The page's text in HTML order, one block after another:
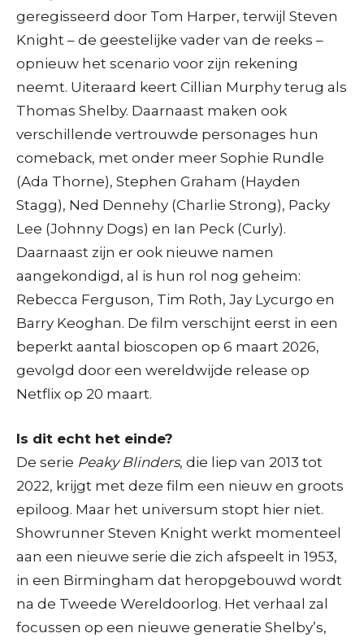
geregisseerd door Tom Harper, terwijl Steven
Knight – de geestelijke vader van de reeks –
opnieuw het scenario voor zijn rekening
neemt. Uiteraard keert Cillian Murphy terug als
Thomas Shelby. Daarnaast maken ook
verschillende vertrouwde personages hun
comeback, met onder meer Sophie Rundle
(Ada Thorne), Stephen Graham (Hayden
Stagg), Ned Dennehy (Charlie Strong), Packy
Lee (Johnny Dogs) en Ian Peck (Curly).
Daarnaast zijn er ook nieuwe namen
aangekondigd, al is hun rol nog geheim:
Rebecca Ferguson, Tim Roth, Jay Lycurgo en
Barry Keoghan. De film verschijnt eerst in een
beperkt aantal bioscopen op 6 maart 2026,
gevolgd door een wereldwijde release op
Netflix op 20 maart.
Is dit echt het einde?
De serie Peaky Blinders, die liep van 2013 tot
2022, krijgt met deze film een nieuw en groots
epiloog. Maar het universum stopt hier niet.
Showrunner Steven Knight werkt momenteel
aan een nieuwe serie die zich afspeelt in 1953,
in een Birmingham dat heropgebouwd wordt
na de Tweede Wereldoorlog. Het verhaal zal
focussen op een nieuwe generatie Shelby’s,